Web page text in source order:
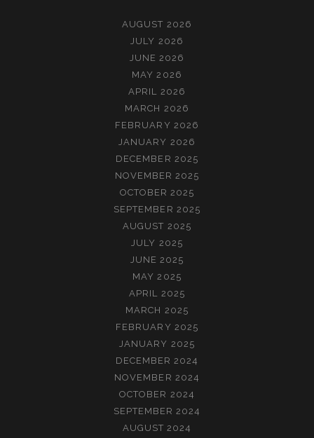
AUGUST 2026
JULY 2026
JUNE 2026
MAY 2026
APRIL 2026
MARCH 2026
FEBRUARY 2026
JANUARY 2026
DECEMBER 2025
NOVEMBER 2025
OCTOBER 2025
SEPTEMBER 2025
AUGUST 2025
JULY 2025
JUNE 2025
MAY 2025
APRIL 2025
MARCH 2025
FEBRUARY 2025
JANUARY 2025
DECEMBER 2024
NOVEMBER 2024
OCTOBER 2024
SEPTEMBER 2024
AUGUST 2024